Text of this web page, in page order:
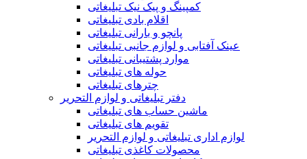
کمپینگ و پیک نیک تبلیغاتی
اقلام بادی تبلیغاتی
پانچو و بارانی تبلیغاتی
عینک آفتابی و لوازم جانبی تبلیغاتی
موارد پشتیبانی تبلیغاتی
حوله های تبلیغاتی
چترهای تبلیغاتی
دفتر تبلیغاتی و لوازم التحریر
ماشین حساب های تبلیغاتی
تقویم های تبلیغاتی
لوازم اداری تبلیغاتی و لوازم التحریر
محصولات کاغذی تبلیغاتی